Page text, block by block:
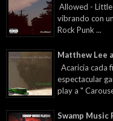
Allowed -
vibrando con
Rock Punk ...
Matthew Lee
Acaricia cada
espectacular
play a "
Swamp Music